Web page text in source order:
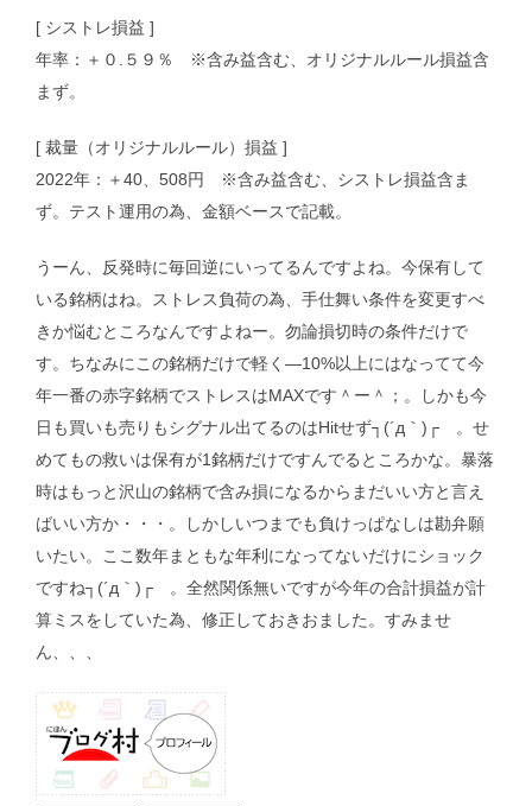
[ シストレ損益 ]
年率：＋０.５９％ ※含み益含む、オリジナルルール損益含
まず。
[ 裁量（オリジナルルール）損益 ]
2022年：＋40、508円 ※含み益含む、シストレ損益含ま
ず。テスト運用の為、金額ベースで記載。
うーん、反発時に毎回逆にいってるんですよね。今保有して
いる銘柄はね。ストレス負荷の為、手仕舞い条件を変更すべ
きか悩むところなんですよねー。勿論損切時の条件だけで
す。ちなみにこの銘柄だけで軽く―10%以上にはなってて今
年一番の赤字銘柄でストレスはMAXです＾ー＾；。しかも今
日も買いも売りもシグナル出てるのはHitせず┐(´д｀)┌ 。せ
めてもの救いは保有が1銘柄だけですんでるところかな。暴落
時はもっと沢山の銘柄で含み損になるからまだいい方と言え
ばいい方か・・・。しかしいつまでも負けっぱなしは勘弁願
いたい。ここ数年まともな年利になってないだけにショック
ですね┐(´д｀)┌ 。全然関係無いですが今年の合計損益が計
算ミスをしていた為、修正しておきおました。すみませ
ん、、、